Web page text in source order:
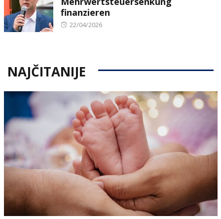
finanzieren
Posted
22/04/2026
NAJČITANIJE